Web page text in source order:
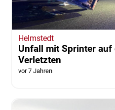
Helmstedt
Unfall mit Sprinter auf
Verletzten
vor 7 Jahren